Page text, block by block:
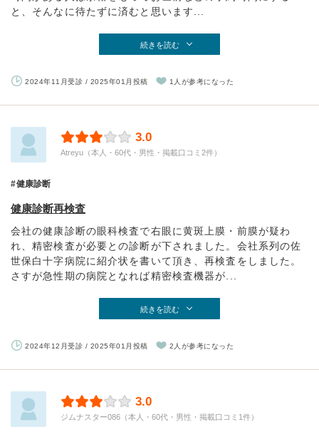
と、そんなに待たずに済むと思います...
続きを読む
2024年11月受診 / 2025年01月投稿 1人が参考になった
3.0
Atreyu（本人・60代・男性・掲載口コミ2件）
健康診断
健康診断再検査
会社の健康診断の眼科検査で右眼に黄斑上膜・前膜が疑わ
れ、精密検査が必要との診断が下されました。会社系列の佐
世保白十字病院に紹介状を書いて頂き、再検査をしました。
さすが急性期の病院となれば精密検査機器が...
続きを読む
2024年12月受診 / 2025年01月投稿 2人が参考になった
3.0
ジムナスター086（本人・60代・男性・掲載口コミ1件）